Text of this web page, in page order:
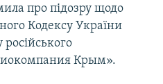
про підозру щодо
Кодексу України
Крым».